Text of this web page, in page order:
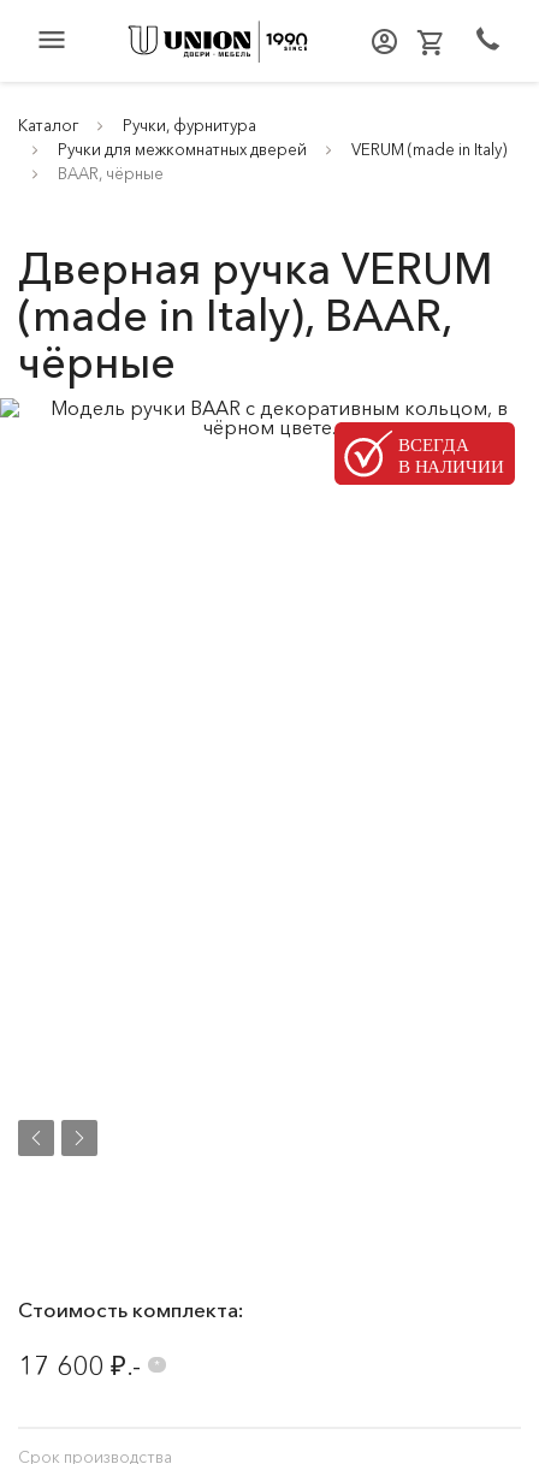
menu
Каталог
Ручки, фурнитура
Ручки для межкомнатных дверей
VERUM (made in Italy)
BAAR, чёрные
Дверная ручка VERUM
(made in Italy), BAAR,
чёрные
Стоимость комплекта:
17 600 ₽.- *
Срок производства